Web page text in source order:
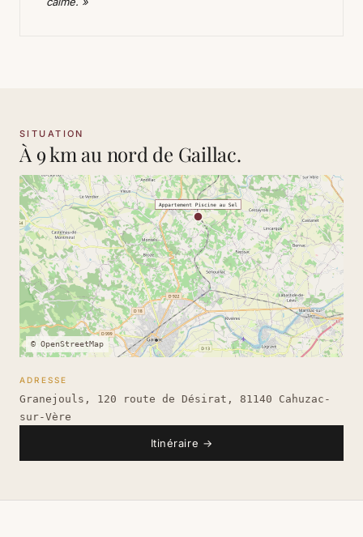
SITUATION
À 9 km au nord de Gaillac.
© OpenStreetMap
ADRESSE
Granejouls, 120 route de Désirat, 81140 Cahuzac-
sur-Vère
Itinéraire →